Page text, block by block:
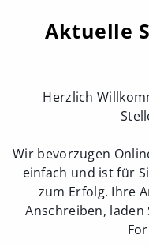
Aktuelle
Herzlich
Wir bevorzugen
einfach und ist für
zum Erfolg. Ihre
Anschreiben, laden